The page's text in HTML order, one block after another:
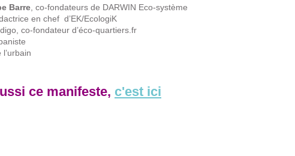
Barre , co-fondateurs de DARWIN Eco-système
en chef d’EK/EcologiK
co-fondateur d’éco-quartiers.fr
ce manifeste, c'est ici